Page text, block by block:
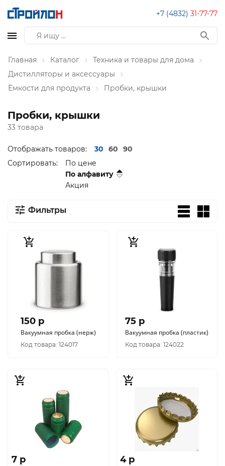
+7 (4832) 31-77-77
Главная Каталог
Техника и товары для дома
Дистилляторы и аксессуары
Ёмкости для продукта
Пробки, крышки
Пробки, крышки
33 товара
Отображать товаров: 30 60
90
Сортировать:
По цене
По алфавиту
Акция
Фильтры
150 p
Вакуумная пробка (нерж)
Код товара: 124017
75 p
Вакуумная пробка (пластик)
Код товара: 124022
7 p 4 p